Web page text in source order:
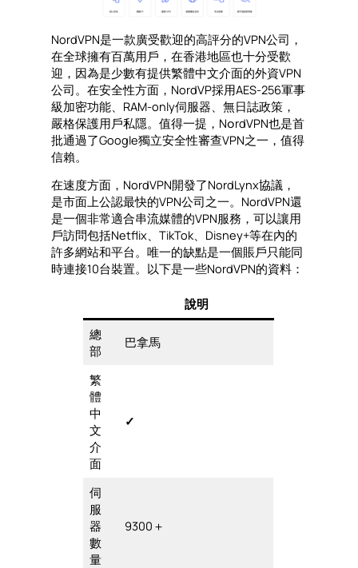
NordVPN是一款廣受歡迎的高評分的VPN公司，
在全球擁有百萬用戶，在香港地區也十分受歡
迎，因為是少數有提供繁體中文介面的外資VPN
公司。在安全性方面，NordVP採用AES-256軍事
級加密功能、RAM-only伺服器、無日誌政策，
嚴格保護用戶私隱。值得一提，N၀rdVPN也是首
批通過了Google獨立安全性審查VPN之一，值得
信賴。
在速度方面，NordVPN開發了NordLynx協議，
是市面上公認最快的VPN公司之一。NordVPN還
是一個非常適合串流媒體的VPN服務，可以讓用
戶訪問包括Netflix、TikTok、Disney+等在內的
許多網站和平台。唯一的缺點是一個賬戶只能同
時連接10台裝置。以下是一些NordVPN的資料：
說明
總
部
巴拿馬
繁
體
中
文
介
面
✓
伺
服
器
數
量
9300＋